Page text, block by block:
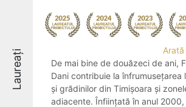
Laureați
De mai bine de douăzeci de ani,
Dani contribuie la înfrumusețarea
și grădinilor din Timișoara și
adiacente. Înființată în anul 2000,